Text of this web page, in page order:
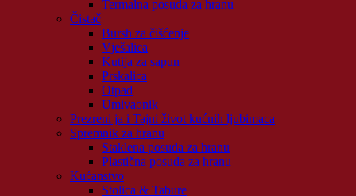
Termalna posuda za hranu
Čistač
Bursh za čišćenje
Vješalica
Kutija za sapun
Prskalica
Otpad
Umivaonik
Prezreni ja i Tajni život kućnih ljubimaca
Spremnik za hranu
Staklena posuda za hranu
Plastična posuda za hranu
Kućanstvo
Stolica & Tabure